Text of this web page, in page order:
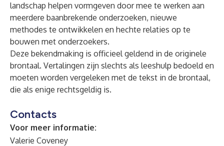
landschap helpen vormgeven door mee te werken aan
meerdere baanbrekende onderzoeken, nieuwe
methodes te ontwikkelen en hechte relaties op te
bouwen met onderzoekers.
Deze bekendmaking is officieel geldend in de originele
brontaal. Vertalingen zijn slechts als leeshulp bedoeld en
moeten worden vergeleken met de tekst in de brontaal,
die als enige rechtsgeldig is.
Contacts
Voor meer informatie:
Valerie Coveney